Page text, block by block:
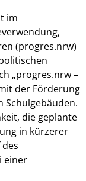
im
(progres.nrw)
„progres.nrw –
der Förderung
Schulgebäuden.
die geplante
in kürzerer
einer